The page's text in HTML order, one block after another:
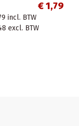
€ 1,79
incl. BTW
excl. BTW